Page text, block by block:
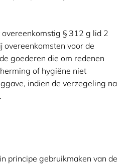
§ 312 g lid 2
overeenkomsten voor de
goederen die om redenen
of hygiëne niet
indien de verzegeling na
principe gebruikmaken van de